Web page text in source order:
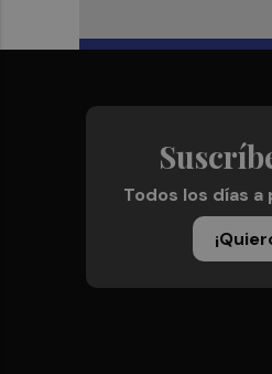
Todos los días